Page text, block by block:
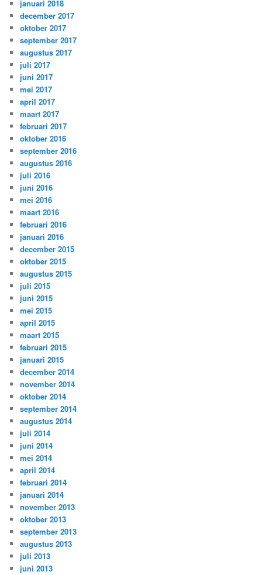
januari 2018
december 2017
oktober 2017
september 2017
augustus 2017
juli 2017
juni 2017
mei 2017
april 2017
maart 2017
februari 2017
oktober 2016
september 2016
augustus 2016
juli 2016
juni 2016
mei 2016
maart 2016
februari 2016
januari 2016
december 2015
oktober 2015
augustus 2015
juli 2015
juni 2015
mei 2015
april 2015
maart 2015
februari 2015
januari 2015
december 2014
november 2014
oktober 2014
september 2014
augustus 2014
juli 2014
juni 2014
mei 2014
april 2014
februari 2014
januari 2014
november 2013
oktober 2013
september 2013
augustus 2013
juli 2013
juni 2013